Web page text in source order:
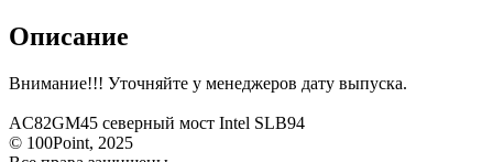
Описание
Внимание!!! Уточняйте у менеджеров дату выпуска.
AC82GM45 северный мост Intel SLB94
© 100Point, 2025